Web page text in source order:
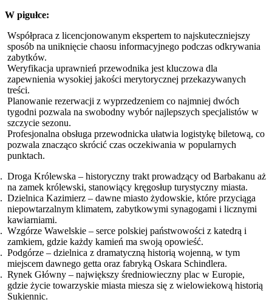
W pigułce:
Współpraca z licencjonowanym ekspertem to najskuteczniejszy
sposób na uniknięcie chaosu informacyjnego podczas odkrywania
zabytków.
Weryfikacja uprawnień przewodnika jest kluczowa dla
zapewnienia wysokiej jakości merytorycznej przekazywanych
treści.
Planowanie rezerwacji z wyprzedzeniem co najmniej dwóch
tygodni pozwala na swobodny wybór najlepszych specjalistów w
szczycie sezonu.
Profesjonalna obsługa przewodnicka ułatwia logistykę biletową, co
pozwala znacząco skrócić czas oczekiwania w popularnych
punktach.
Droga Królewska – historyczny trakt prowadzący od Barbakanu aż
na zamek królewski, stanowiący kręgosłup turystyczny miasta.
Dzielnica Kazimierz – dawne miasto żydowskie, które przyciąga
niepowtarzalnym klimatem, zabytkowymi synagogami i licznymi
kawiarniami.
Wzgórze Wawelskie – serce polskiej państwowości z katedrą i
zamkiem, gdzie każdy kamień ma swoją opowieść.
Podgórze – dzielnica z dramatyczną historią wojenną, w tym
miejscem dawnego getta oraz fabryką Oskara Schindlera.
Rynek Główny – największy średniowieczny plac w Europie,
gdzie życie towarzyskie miasta miesza się z wielowiekową historią
Sukiennic.